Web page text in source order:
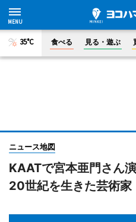
35°C 食べる 見る・遊ぶ
ニュース地図
KAATで宮本亜門さん
20世紀を生きた芸術家